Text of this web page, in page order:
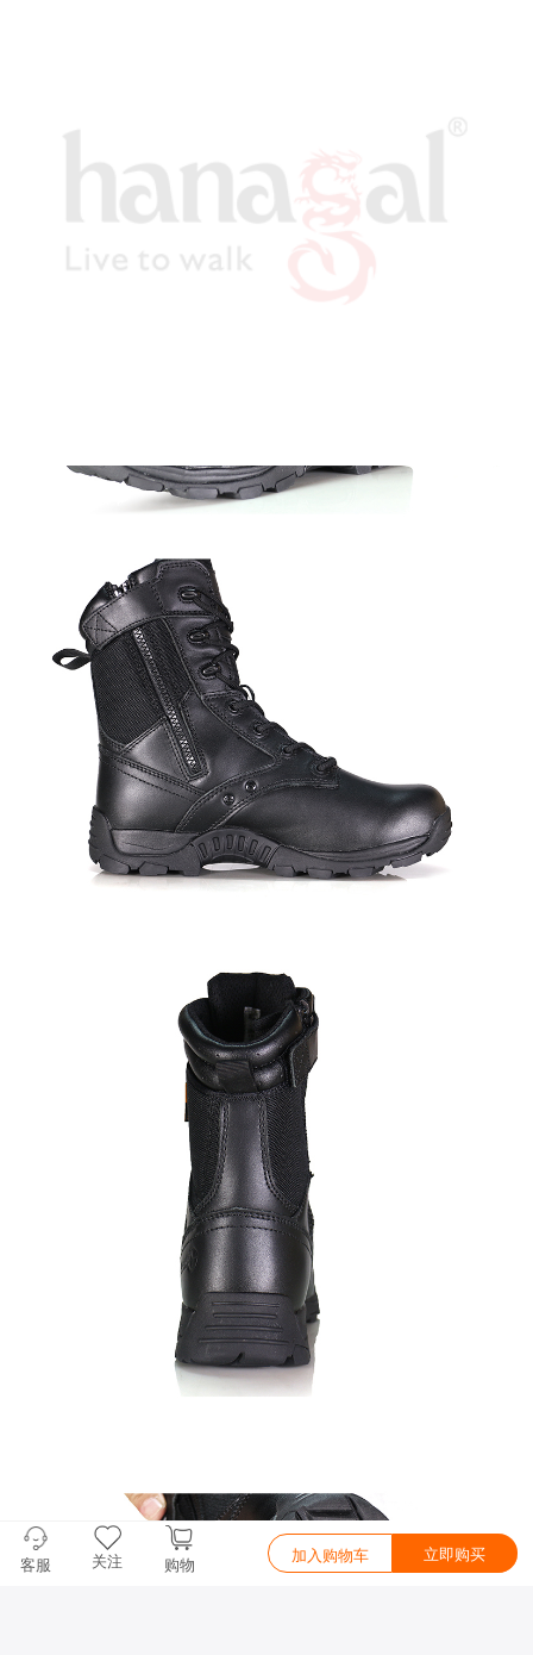
客服 关注 购物 加入购物车 立即购买
0.075877s